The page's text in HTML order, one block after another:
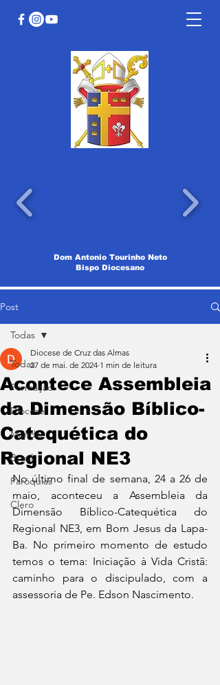
Dom Antonio Tourinho Neto
Bispo Diocesano
Post
Todas
Formação
Diocese
Mundo
Brasil
Paróquias
Clero
Todas
Acontece Assembleia
da Dimensão Bíblico-
Catequética do
Regional NE3
Diocese de Cruz das Almas
27 de mai. de 2024 1 min de leitura
No último final de semana, 24 a 26 de
maio, aconteceu a Assembleia da
Dimensão Bíblico-Catequética do
Regional NE3, em Bom Jesus da Lapa-
Ba. No primeiro momento de estudo
temos o tema: Iniciação à Vida Cristã:
caminho para o discipulado, com a
assessoria de Pe. Edson Nascimento.